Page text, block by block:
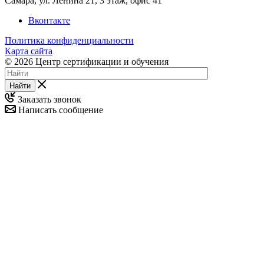
Вконтакте
Политика конфиденциальности
Карта сайта
© 2026 Центр сертификации и обучения
Найти
Заказать звонок
Написать сообщение